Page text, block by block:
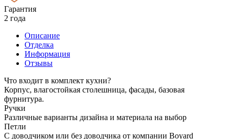
Гарантия
2 года
Описание
Отделка
Информация
Отзывы
Что входит в комплект кухни?
Корпус, влагостойкая столешница, фасады, базовая
фурнитура.
Ручки
Различные варианты дизайна и материала на выбор
Петли
С доводчиком или без доводчика от компании Boyard